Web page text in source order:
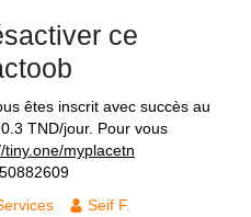
ce
êtes inscrit avec succès au
TND/jour. Pour vous
tiny.one/myplacetn
Seif F.